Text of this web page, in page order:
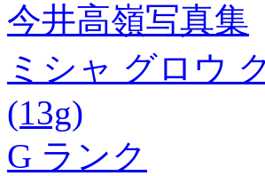
今井高嶺写真集
ミシャ グロウ
(13g)
G ランク